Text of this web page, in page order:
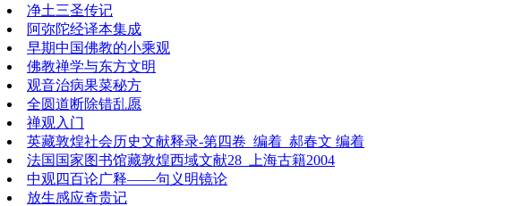
净土三圣传记
阿弥陀经译本集成
早期中国佛教的小乘观
佛教禅学与东方文明
观音治病果菜秘方
全圆道断除错乱愿
禅观入门
英藏敦煌社会历史文献释录-第四卷_编着_郝春文 编着
法国国家图书馆藏敦煌西域文献28_上海古籍2004
中观四百论广释——句义明镜论
放生感应奇贵记